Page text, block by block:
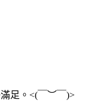
足。<(￣︶￣)>